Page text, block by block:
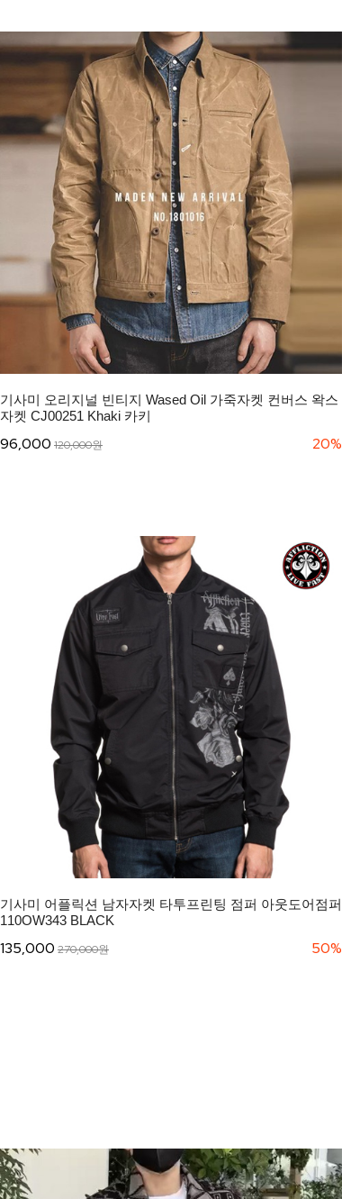
기사미 오리지널 빈티지 Wased Oil 가죽자켓 컨버스 왁스
자켓 CJ00251 Khaki 카키
96,000 120,000원 20%
기사미 어플릭션 남자자켓 타투프린팅 점퍼 아웃도어점퍼
110OW343 BLACK
135,000 270,000원 50%